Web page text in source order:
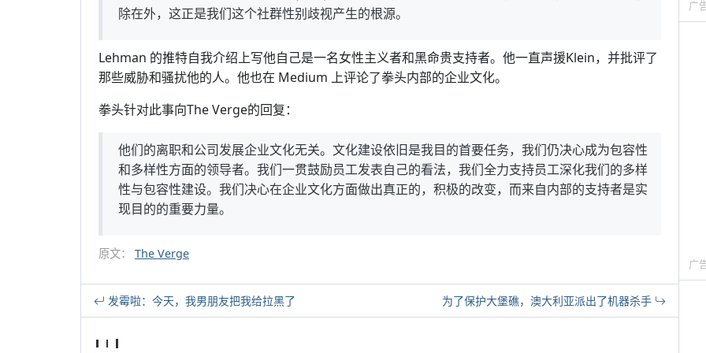
除在外，这正是我们这个社群性别歧视产生的根源。
Lehman 的推特自我介绍上写他自己是一名女性主义者和黑命贵支持者。他一直声援Klein，并批评了
那些威胁和骚扰他的人。他也在 Medium 上评论了拳头内部的企业文化。
拳头针对此事向The Verge的回复：
他们的离职和公司发展企业文化无关。文化建设依旧是我目的首要任务，我们仍决心成为包容性
和多样性方面的领导者。我们一贯鼓励员工发表自己的看法，我们全力支持员工深化我们的多样
性与包容性建设。我们决心在企业文化方面做出真正的，积极的改变，而来自内部的支持者是实
现目的的重要力量。
原文： The Verge
发霉啦：今天，我男朋友把我给拉黑了 为了保护大堡礁，澳大利亚派出了机器杀手
广
广